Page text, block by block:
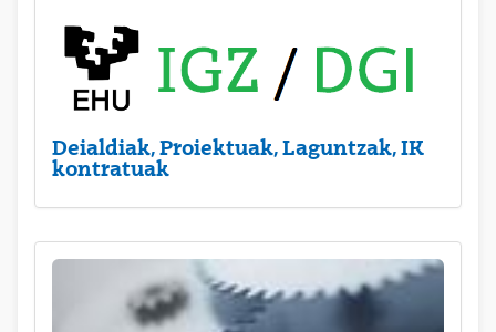
Deialdiak, Proiektuak, Laguntzak, IK
kontratuak